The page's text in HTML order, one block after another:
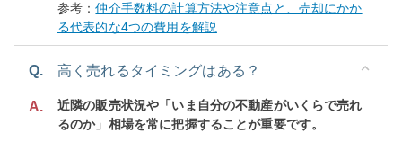
参考：仲介手数料の計算方法や注意点と、売却にかか
る代表的な4つの費用を解説
Q. 高く売れるタイミングはある？
A.
近隣の販売状況や「いま自分の不動産がいくらで売れ
るのか」相場を常に把握することが重要です。